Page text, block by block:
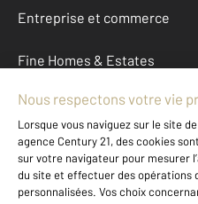
Entreprise et commerce
Fine Homes & Estates
À propos
International
Nous contacter